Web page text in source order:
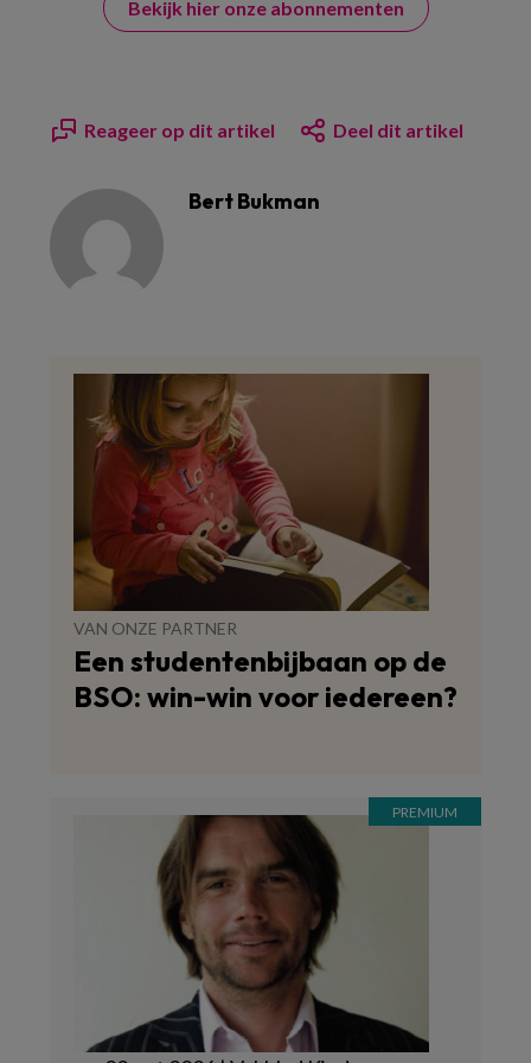
Bekijk hier onze abonnementen
Reageer op dit artikel Deel dit artikel
Bert Bukman
VAN ONZE PARTNER
Een studentenbijbaan op de
BSO: win-win voor iedereen?